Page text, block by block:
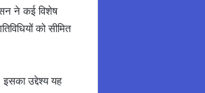
ने कई विशेष
को सीमित
उद्देश्य यह